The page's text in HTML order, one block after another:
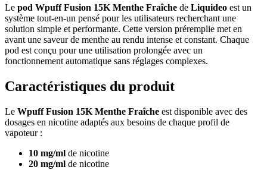
Le pod Wpuff Fusion 15K Menthe Fraîche de Liquideo est un
système tout-en-un pensé pour les utilisateurs recherchant une
solution simple et performante. Cette version préremplie met en
avant une saveur de menthe au rendu intense et constant. Chaque
pod est conçu pour une utilisation prolongée avec un
fonctionnement automatique sans réglages complexes.
Caractéristiques du produit
Le Wpuff Fusion 15K Menthe Fraîche est disponible avec des
dosages en nicotine adaptés aux besoins de chaque profil de
vapoteur :
10 mg/ml de nicotine
20 mg/ml de nicotine